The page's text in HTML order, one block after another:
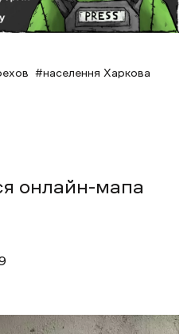
населення Харкова
онлайн-мапа